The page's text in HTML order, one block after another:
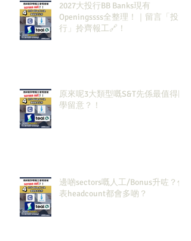
2027大投行BB Banks現有
Openingssss全整理！｜留言「投
行」拎齊報工🔗！
原來呢3大類型嘅S&T先係最值得同
學留意？！
邊啲sectors嘅人工/Bonus升咗？代
表headcount都會多啲？